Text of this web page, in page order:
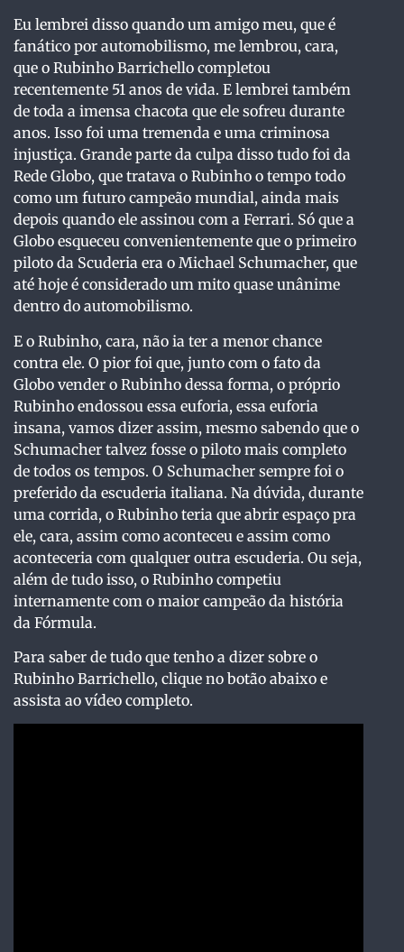
Eu lembrei disso quando um amigo meu, que é
fanático por automobilismo, me lembrou, cara,
que o Rubinho Barrichello completou
recentemente 51 anos de vida. E lembrei também
de toda a imensa chacota que ele sofreu durante
anos. Isso foi uma tremenda e uma criminosa
injustiça. Grande parte da culpa disso tudo foi da
Rede Globo, que tratava o Rubinho o tempo todo
como um futuro campeão mundial, ainda mais
depois quando ele assinou com a Ferrari. Só que a
Globo esqueceu convenientemente que o primeiro
piloto da Scuderia era o Michael Schumacher, que
até hoje é considerado um mito quase unânime
dentro do automobilismo.
E o Rubinho, cara, não ia ter a menor chance
contra ele. O pior foi que, junto com o fato da
Globo vender o Rubinho dessa forma, o próprio
Rubinho endossou essa euforia, essa euforia
insana, vamos dizer assim, mesmo sabendo que o
Schumacher talvez fosse o piloto mais completo
de todos os tempos. O Schumacher sempre foi o
preferido da escuderia italiana. Na dúvida, durante
uma corrida, o Rubinho teria que abrir espaço pra
ele, cara, assim como aconteceu e assim como
aconteceria com qualquer outra escuderia. Ou seja,
além de tudo isso, o Rubinho competiu
internamente com o maior campeão da história
da Fórmula.
Para saber de tudo que tenho a dizer sobre o
Rubinho Barrichello, clique no botão abaixo e
assista ao vídeo completo.